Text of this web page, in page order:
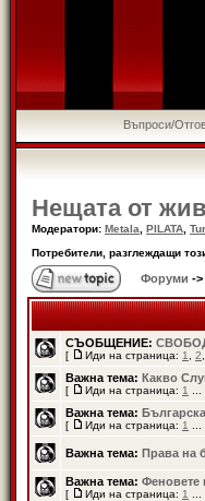
Въпроси/
Нещата от
Модератори: Metala PILATA
Потребители, разглеждащи
Форуми ->
СЪОБЩЕНИЕ:
[ Иди на страница: 1 2
Важна тема: Какво
[ Иди на страница: 1
Важна тема:
[ Иди на страница: 1
Важна тема: Права на
Важна тема: Феновете
[ Иди на страница: 1